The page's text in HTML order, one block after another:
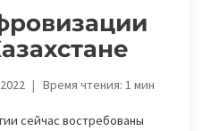
Время чтения: 1мин
сейчас востребованы